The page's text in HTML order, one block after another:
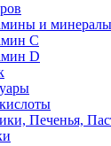
и
С
D
Печенья,